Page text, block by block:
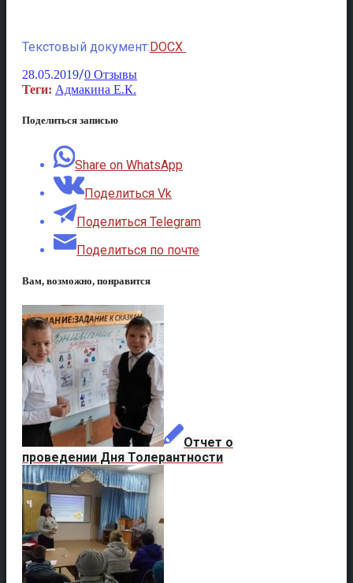
Текстовый документ:DOCX
28.05.2019/0 Отзывы
Теги: Адмакина Е.К.
Поделиться записью
Share on WhatsApp
Поделиться Vk
Поделиться Telegram
Поделиться по почте
Вам, возможно, понравится
Отчет о
проведении Дня Толерантности